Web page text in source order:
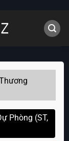
Phòng (ST,